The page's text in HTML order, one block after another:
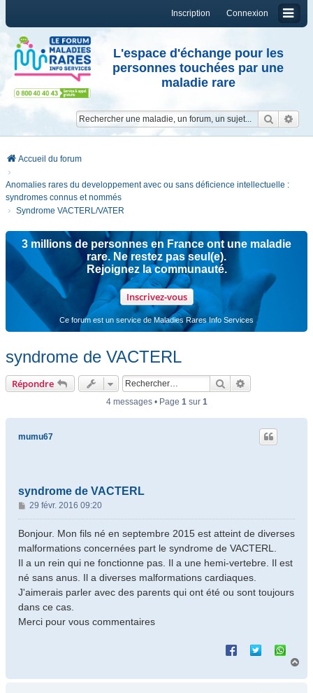
Connexion
Inscription
L'espace d'échange pour les
personnes touchées par une
maladie rare
Accueil du forum
Anomalies rares du developpement avec ou sans déficience intellectuelle :
syndromes connus et nommés
Syndrome VACTERL/VATER
3 millions de personnes en France ont une maladie
rare. Ne restez pas seul(e).
Rejoignez la communauté.
Inscrivez-vous
Ce forum est un service de Maladies Rares Info Services
syndrome de VACTERL
Répondre Rechercher
4 messages • Page 1sur 1
mumu67
syndrome de VACTERL
M
e
s
g
e
29 févr. 2016 09:20
Bonjour. Mon fils né en septembre 2015 est atteint de diverses
malformations concernées part le syndrome de VACTERL.
Il a un rein qui ne fonctionne pas. Il a une hemi-vertebre. Il est
né sans anus. Il a diverses malformations cardiaques.
J'aimerais parler avec des parents qui ont été ou sont toujours
dans ce cas.
Merci pour vous commentaires